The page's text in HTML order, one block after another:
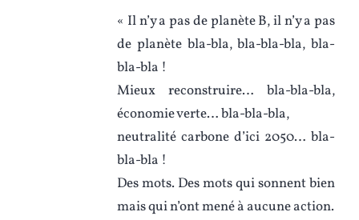
« Il n’y a pas de planète B, il n’y a pas
de planète bla-bla, bla-bla-bla, bla-
bla-bla !
Mieux reconstruire… bla-bla-bla,
économie verte… bla-bla-bla,
neutralité carbone d’ici 2050… bla-
bla-bla !
Des mots. Des mots qui sonnent bien
mais qui n’ont mené à aucune action.